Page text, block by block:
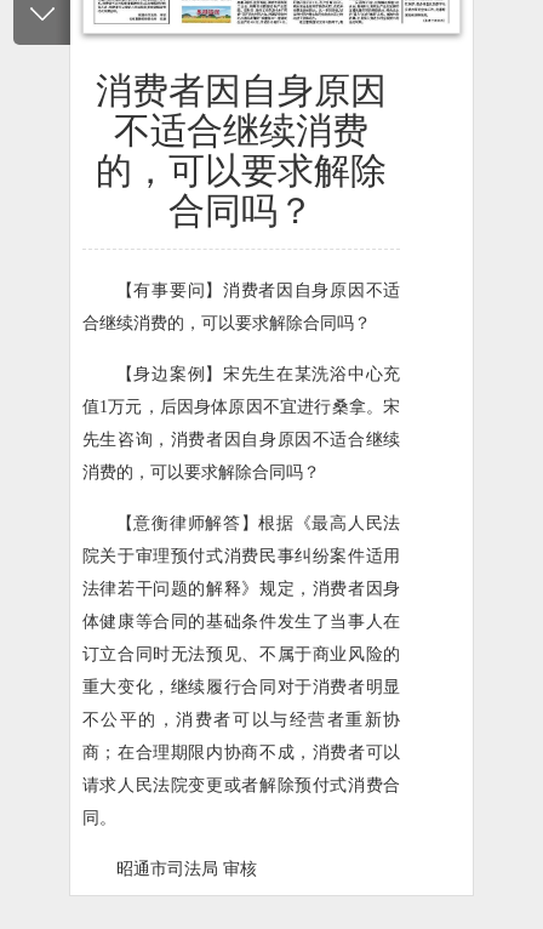
消费者因自身原因
不适合继续消费
的，可以要求解除
合同吗？
【有事要问】消费者因自身原因不适
合继续消费的，可以要求解除合同吗？
【身边案例】宋先生在某洗浴中心充
值1万元，后因身体原因不宜进行桑拿。宋
先生咨询，消费者因自身原因不适合继续
消费的，可以要求解除合同吗？
【意衡律师解答】根据《最高人民法
院关于审理预付式消费民事纠纷案件适用
法律若干问题的解释》规定，消费者因身
体健康等合同的基础条件发生了当事人在
订立合同时无法预见、不属于商业风险的
重大变化，继续履行合同对于消费者明显
不公平的，消费者可以与经营者重新协
商；在合理期限内协商不成，消费者可以
请求人民法院变更或者解除预付式消费合
同。
昭通市司法局 审核